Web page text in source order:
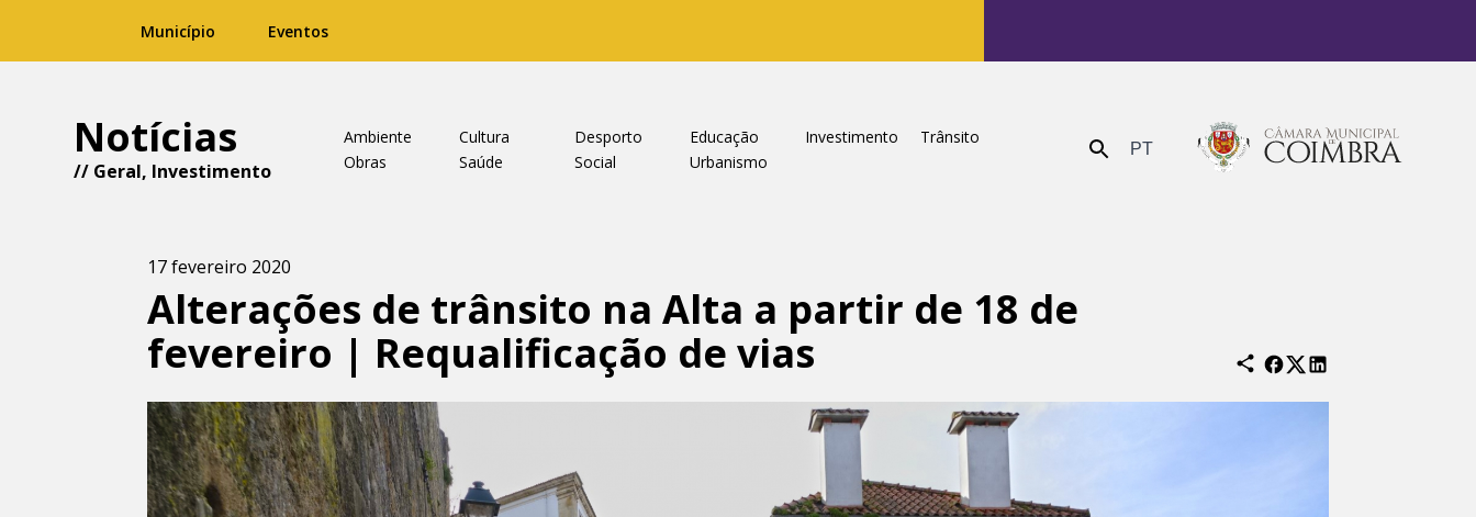
Município Eventos
Notícias
// Geral, Investimento
Ambiente Cultura Desporto Educação Investimento
Trânsito
Obras
Saúde Social Urbanismo Enviar PT
17 fevereiro 2020
Alterações de trânsito na Alta a partir de 18 de
fevereiro | Requalificação de vias